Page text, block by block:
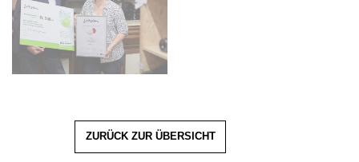
ZURÜCK ZUR ÜBERSICHT